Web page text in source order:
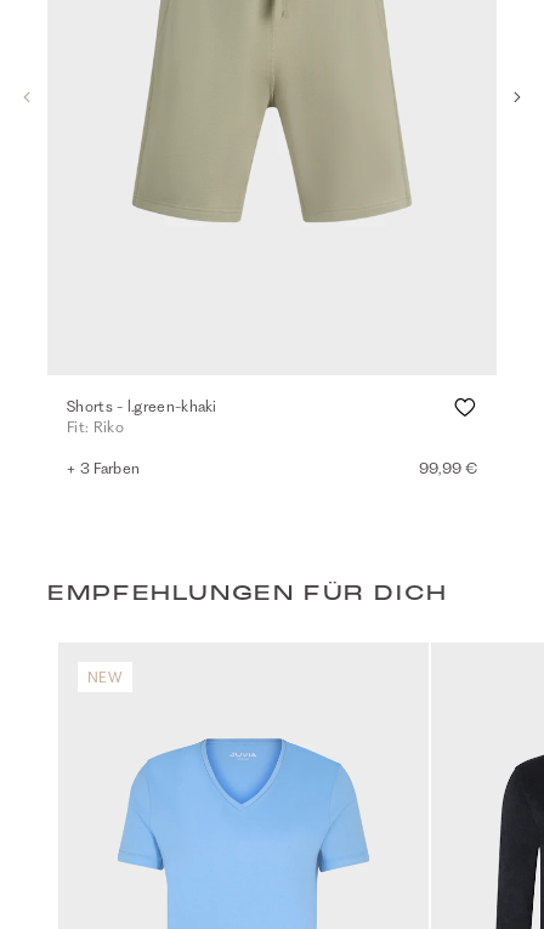
Shorts - l.green-khaki
Fit: Riko
+ 3 Farben 99,99 €
EMPFEHLUNGEN FÜR DICH
NEW